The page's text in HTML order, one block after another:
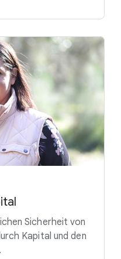
Sicherheit von
Kapital und den